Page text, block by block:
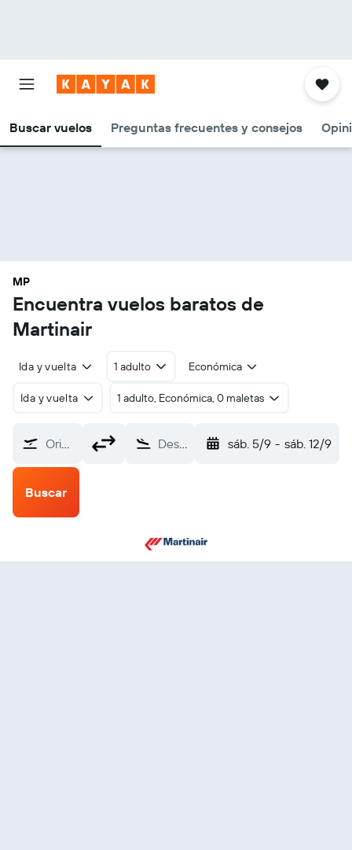
Buscar vuelos Preguntas frecuentes y consejos
MP
Encuentra vuelos baratos de
Martinair
Ida y vuelta 1 adulto Económica
Ida y vuelta 1 adulto, Económica, 0 maletas
Origen Destino sáb. 5/9 - sáb. 12/9
Buscar